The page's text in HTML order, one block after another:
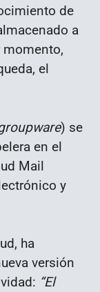
de
a
el
) se
en el
Mail
y
ha
versión
“El